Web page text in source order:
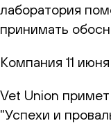
лаборатория
принимать
Компания 11
Vet Union
"Успехи и